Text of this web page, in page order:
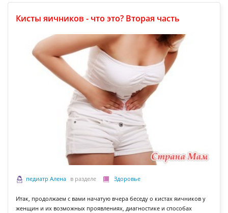
Кисты яичников - что это? Вторая часть
педиатр Алена в разделе Здоровье
Итак, продолжаем с вами начатую вчера беседу о кистах яичников у
женщин и их возможных проявлениях, диагностике и способах